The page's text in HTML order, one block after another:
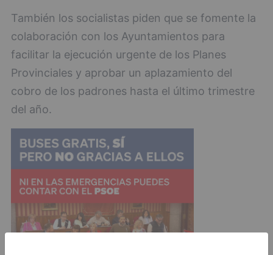
También los socialistas piden que se fomente la
colaboración con los Ayuntamientos para
facilitar la ejecución urgente de los Planes
Provinciales y aprobar un aplazamiento del
cobro de los padrones hasta el último trimestre
del año.